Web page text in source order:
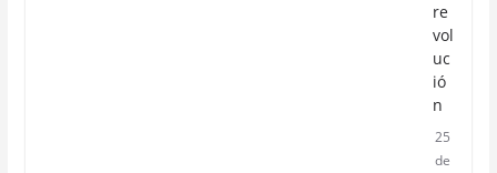
re
vol
uc
ió
n
25
de